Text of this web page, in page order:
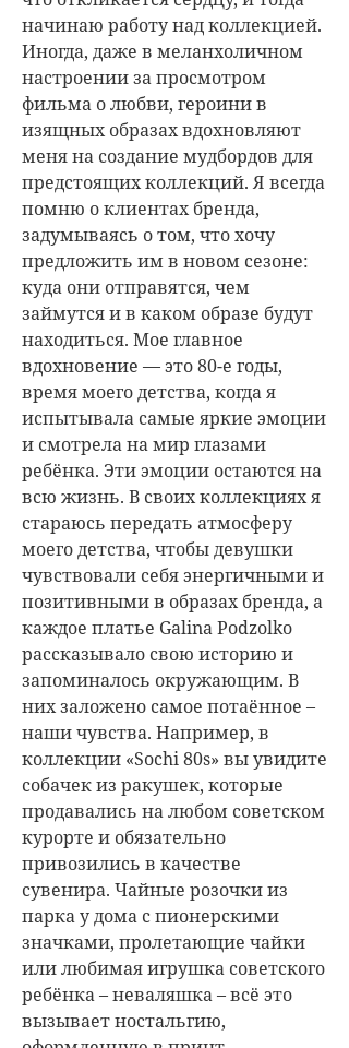
начинаю работу над коллекцией.
Иногда, даже в меланхоличном
настроении за просмотром
фильма о любви, героини в
изящных образах вдохновляют
меня на создание мудбордов для
предстоящих коллекций.Я всегда
помню о клиентах бренда,
задумываясь о том, что хочу
предложить им в новом сезоне:
куда они отправятся, чем
займутся и в каком образе будут
находиться. Мое главное
вдохновение — это 80-е годы,
время моего детства, когда я
испытывала самые яркие эмоции
и смотрела на мир глазами
ребёнка. Эти эмоции остаются на
всю жизнь. В своих коллекциях я
стараюсь передать атмосферу
моего детства, чтобы девушки
чувствовали себя энергичными и
позитивными в образах бренда, а
каждое платье Galina Podzolko
рассказывало свою историю и
запоминалось окружающим. В
них заложено самое потаённое –
наши чувства. Например, в
коллекции «Sochi 80s» вы увидите
собачек из ракушек, которые
продавались на любом советском
курорте и обязательно
привозились в качестве
сувенира. Чайные розочки из
парка у дома с пионерскими
значками, пролетающие чайки
или любимая игрушка советского
ребёнка – неваляшка – всё это
вызывает ностальгию,